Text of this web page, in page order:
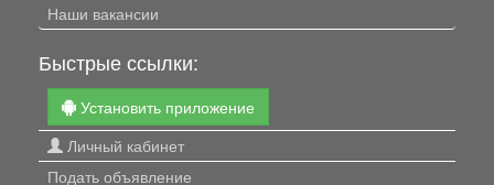
Наши вакансии
Быстрые ссылки:
Установить приложение
Личный кабинет
Подать объявление